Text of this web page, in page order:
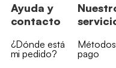
Ayuda y
contacto
¿Dónde está
mi pedido?
pago